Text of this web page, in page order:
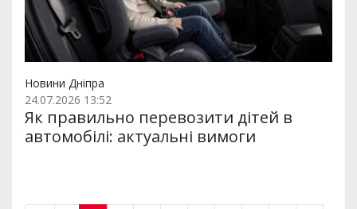
Новини Дніпра
24.07.2026 13:52
Як правильно перевозити дітей в
автомобілі: актуальні вимоги